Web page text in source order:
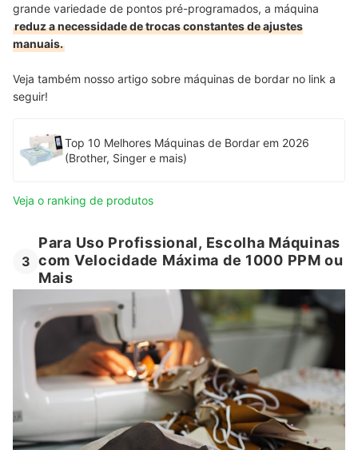
grande variedade de pontos pré-programados, a máquina
reduz a necessidade de trocas constantes de ajustes
manuais.
Veja também nosso artigo sobre máquinas de bordar no link a
seguir!
Top 10 Melhores Máquinas de Bordar em 2026
(Brother, Singer e mais)
Veja o ranking de produtos
3
Para Uso Profissional, Escolha Máquinas
com Velocidade Máxima de 1000 PPM ou
Mais